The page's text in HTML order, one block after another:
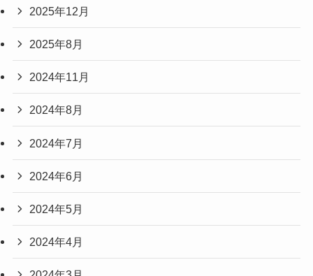
2025年12月
2025年8月
2024年11月
2024年8月
2024年7月
2024年6月
2024年5月
2024年4月